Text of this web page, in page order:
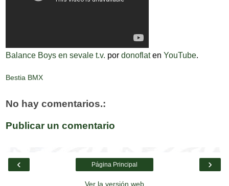
Balance Boys en sevale t.v. por donoflaten YouTube.
Bestia BMX
No hay comentarios.:
Publicar un comentario
‹ ›
Página Principal
Ver la versión web